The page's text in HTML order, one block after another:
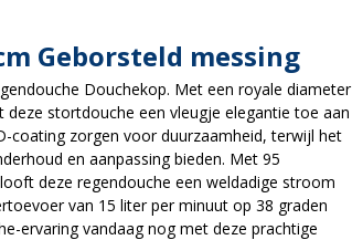
Geborsteld messing
Douchekop. Met een royale diameter
stortdouche een vleugje elegantie toe aan
coating zorgen voor duurzaamheid, terwijl het
en aanpassing bieden. Met 95
deze regendouche een weldadige stroom
van 15 liter per minuut op 38 graden
ervaring vandaag nog met deze prachtige